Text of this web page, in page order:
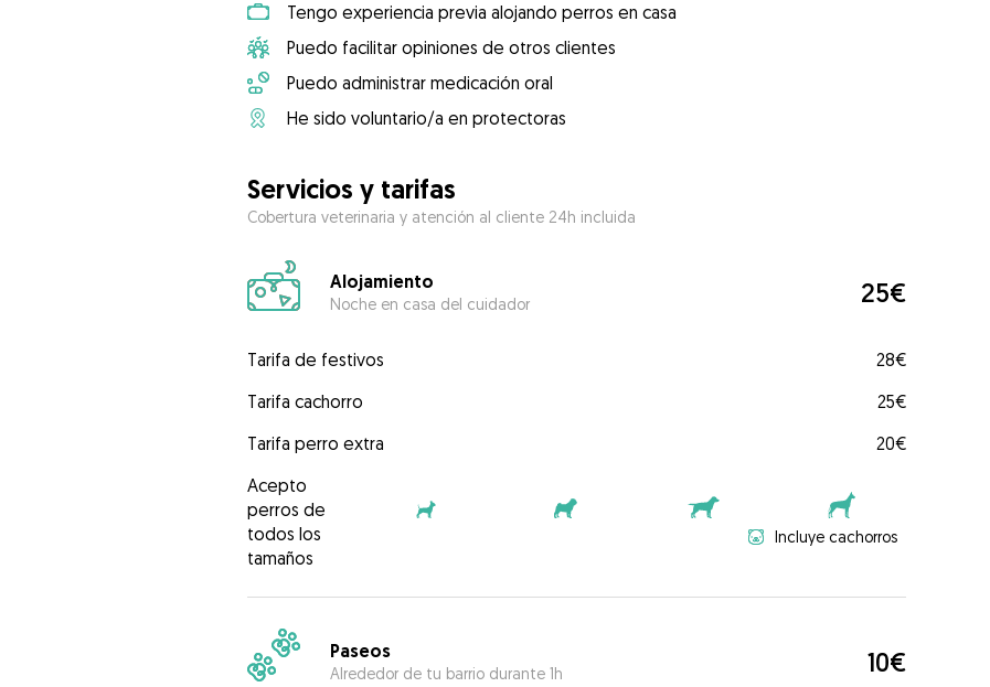
Tengo experiencia previa alojando perros en casa
Puedo facilitar opiniones de otros clientes
Puedo administrar medicación oral
He sido voluntario/a en protectoras
Servicios y tarifas
Cobertura veterinaria y atención al cliente 24h incluida
Alojamiento
Noche en casa del cuidador 25€
Tarifa de festivos
28€
Tarifa cachorro
25€
Tarifa perro extra
20€
Acepto
perros de
todos los
tamaños
Incluye cachorros
Paseos
Alrededor de tu barrio durante 1h 10€